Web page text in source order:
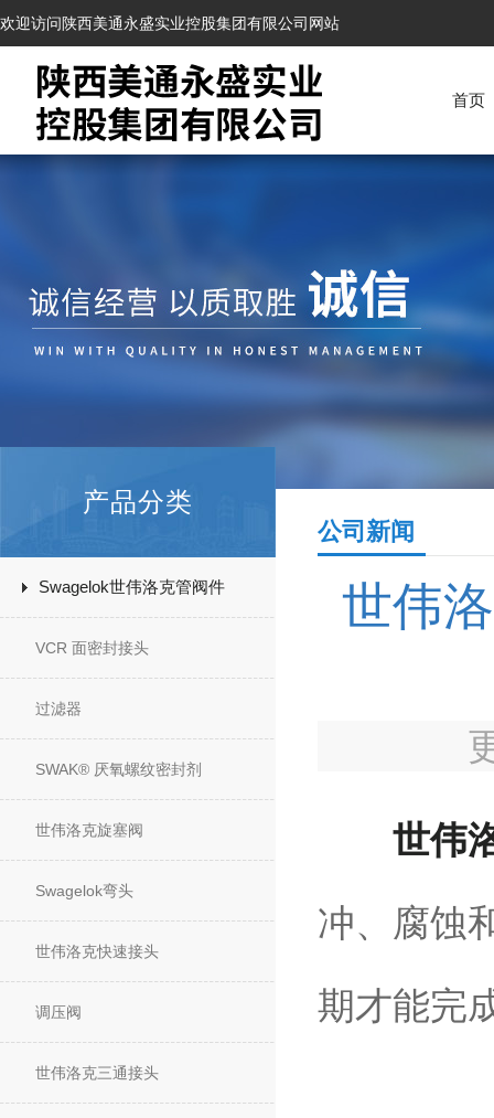
欢迎访问陕西美通永盛实业控股集团有限公司网站
首页
产品分类
Swagelok世伟洛克管阀件
VCR 面密封接头
过滤器
SWAK® 厌氧螺纹密封剂
世伟洛克旋塞阀
Swagelok弯头
世伟洛克快速接头
调压阀
世伟洛克三通接头
公司新闻
世伟
世伟
冲、腐蚀
期才能完